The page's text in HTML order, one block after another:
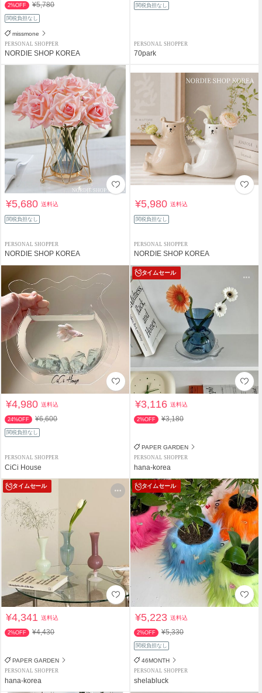
2%OFF ¥5,780
関税負担なし
missmone
PERSONAL SHOPPER
NORDIE SHOP KOREA
関税負担なし
PERSONAL SHOPPER
70park
¥5,680送料込
関税負担なし
PERSONAL SHOPPER
NORDIE SHOP KOREA
¥5,980送料込
関税負担なし
PERSONAL SHOPPER
NORDIE SHOP KOREA
¥4,980送料込
24%OFF ¥6,600
関税負担なし
PERSONAL SHOPPER
CiCi House
タイムセール
¥3,116送料込
2%OFF ¥3,180
PAPER GARDEN
PERSONAL SHOPPER
hana-korea
タイムセール
¥4,341送料込
2%OFF ¥4,430
PAPER GARDEN
PERSONAL SHOPPER
hana-korea
タイムセール
¥5,223送料込
2%OFF ¥5,330
関税負担なし
46MONTH
PERSONAL SHOPPER
shelabluck